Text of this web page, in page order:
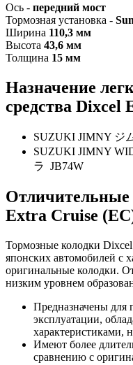
Ось - передний мост
Тормозная установка -
Ширина 110,3 мм
Высота 43,6 мм
Толщина 15 мм
Назначение
средства Dixcel
SUZUKI JIMNY ジ
SUZUKI JIMNY
ラ JB74W
Отличительные
Extra Cruise
Тормозные колодки
японских автомобилей с
оригинальные колодки.
низким уровнем
Предназначены для
эксплуатации,
характеристиками,
Имеют более
сравнению с